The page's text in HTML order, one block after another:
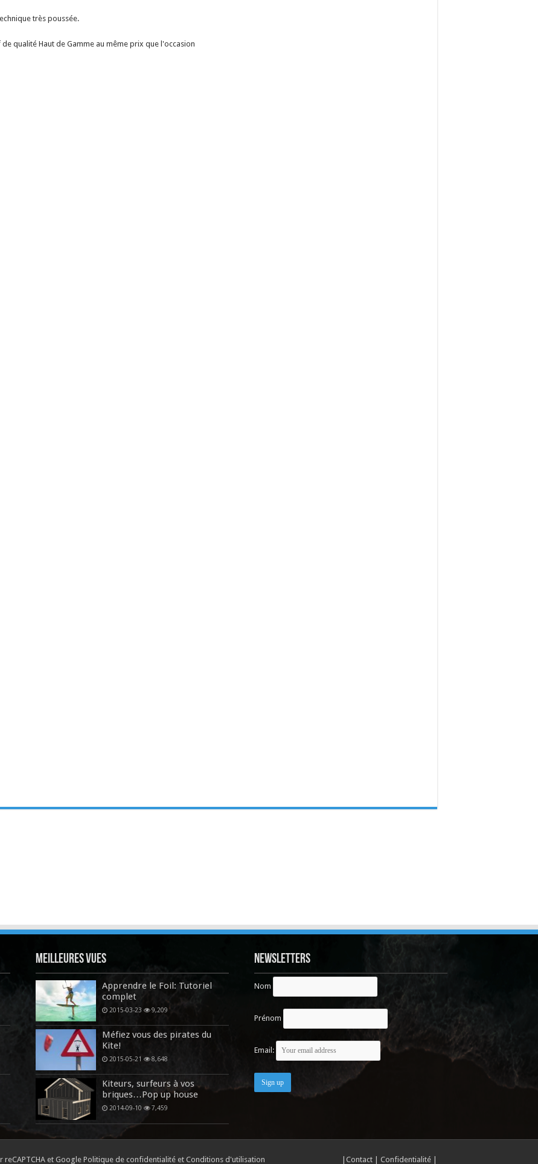
très poussée.
qualité Haut de Gamme au même prix que l'occasion
Meilleures vues
Apprendre le Foil: Tutoriel
complet
2015-03-23 9,209
Méfiez vous des pirates du
Kite!
2015-05-21 8,648
Kiteurs, surfeurs à vos
briques…Pop up house
2014-09-10 7,459
Newsletters
Nom
Prénom
Email:
| Contact | Confidentialité |
et GooglePolitique de confidentialité et Conditions d'utilisation